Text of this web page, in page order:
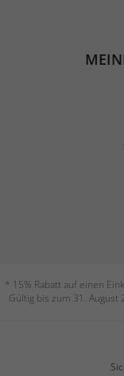
* 15% Rabatt auf einen
Gültig bis zum 31.